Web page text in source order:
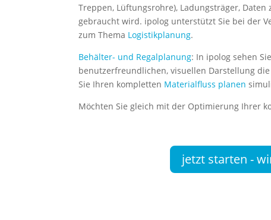
Treppen, Lüftungsrohre), Ladungsträger,
gebraucht wird. ipolog unterstützt Sie bei der
zum Thema Logistikplanung.
Behälter- und Regalplanung: In ipolog sehen
benutzerfreundlichen, visuellen Darstellung
Sie Ihren kompletten Materialfluss planen
Möchten Sie gleich mit der Optimierung Ihrer
jetzt starten -